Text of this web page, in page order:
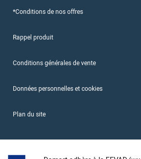
*Conditions de nos offres
Rappel produit
Conditions générales de vente
Données personnelles et cookies
Plan du site